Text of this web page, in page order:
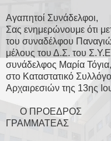
Αγαπητοί Συνάδελφοι,
Σας ενημερώνουμε ότι
του συναδέλφου
μέλους του Δ.Σ. του
συνάδελφος Μαρία
στο Καταστατικό
Αρχαιρεσιών της 13ης
Ο
ΓΡΑΜΜΑΤΕΑΣ